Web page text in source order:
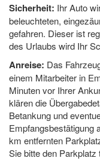
Sicherheit: Ihr Auto
beleuchteten,
gefahren. Dieser ist
des Urlaubs wird Ihr
Anreise: Das
einem Mitarbeiter in
Minuten vor Ihrer
klären die
Betankung und
Empfangsbestätigung
km entfernten
Sie bitte den